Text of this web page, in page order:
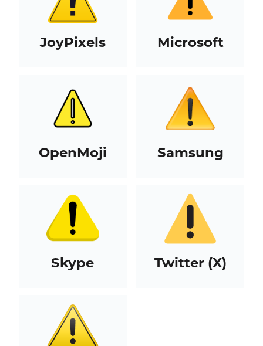
JoyPixels Microsoft
OpenMoji Samsung
Skype Twitter (X)